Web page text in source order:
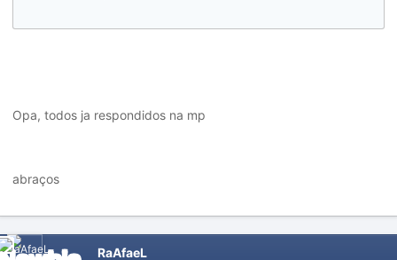
Opa, todos ja respondidos na mp
abraços
RaAfaeL